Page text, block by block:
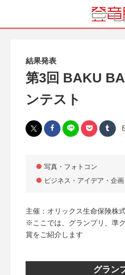
結果発表
第3回 BAKU
ンテスト
写真・フォトコン
ビジネス・アイデア・企画
主催：オリックス生命保険株
※ここでは、グランプリ、準
賞をご紹介します
グラン